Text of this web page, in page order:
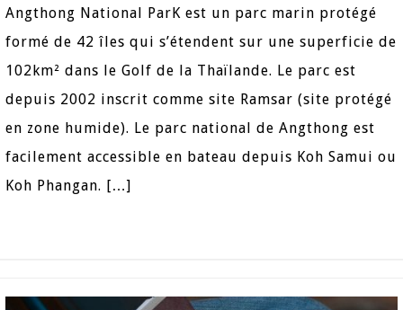
Angthong National ParK est un parc marin protégé
formé de 42 îles qui s’étendent sur une superficie de
102km² dans le Golf de la Thaïlande. Le parc est
depuis 2002 inscrit comme site Ramsar (site protégé
en zone humide). Le parc national de Angthong est
facilement accessible en bateau depuis Koh Samui ou
Koh Phangan. […]